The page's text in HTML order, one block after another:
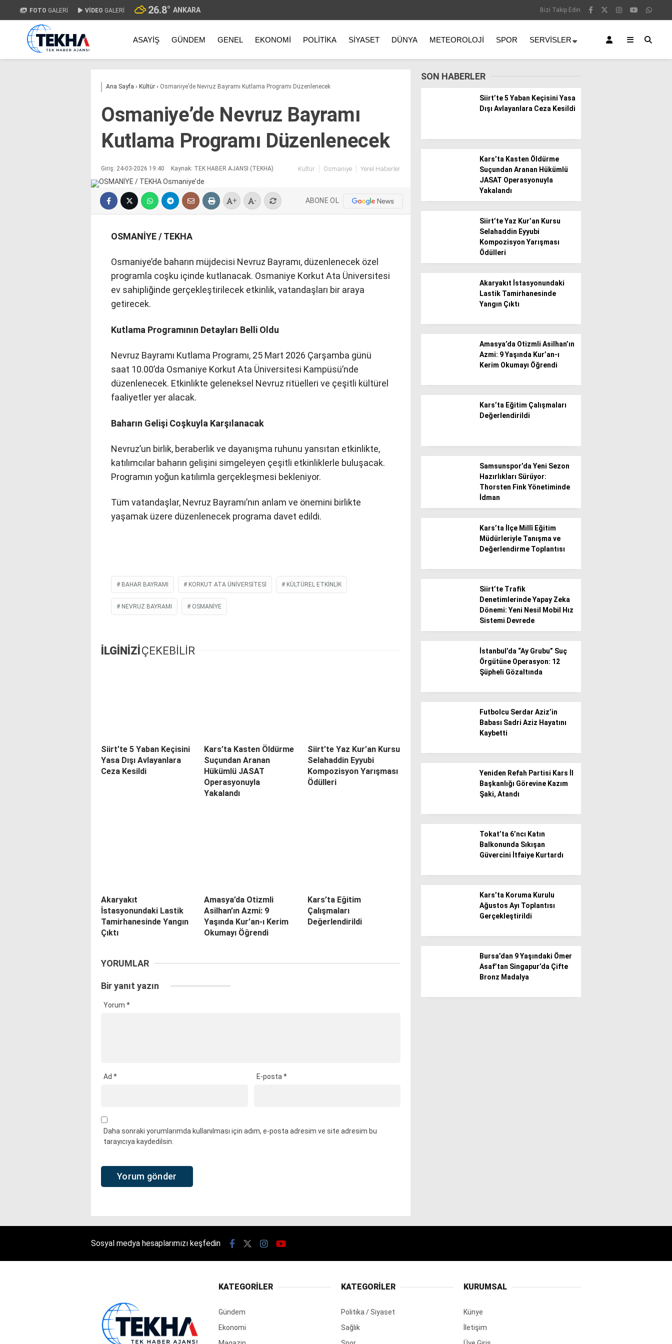
FOTO GALERİ VİDEO GALERİ 26.8° ANKARA Bizi Takip Edin
ASAYIŞ GÜNDEM GENEL EKONOMI POLITIKA SIYASET DÜNYA METEOROLOJI SPOR SERVISLER
Ana Sayfa › Kültür › Osmaniye’de Nevruz Bayramı Kutlama Programı Düzenlenecek
Osmaniye’de Nevruz Bayramı
Kutlama Programı Düzenlenecek
Giriş: 24-03-2026 19:40 Kaynak: TEK HABER AJANSI (TEKHA) Kültür Osmaniye Yerel Haberler
+ - ABONE OL
OSMANİYE / TEKHA
Osmaniye’de baharın müjdecisi Nevruz Bayramı, düzenlenecek özel
programla coşku içinde kutlanacak. Osmaniye Korkut Ata Üniversitesi
ev sahipliğinde gerçekleştirilecek etkinlik, vatandaşları bir araya
getirecek.
Kutlama Programının Detayları Belli Oldu
Nevruz Bayramı Kutlama Programı, 25 Mart 2026 Çarşamba günü
saat 10.00’da Osmaniye Korkut Ata Üniversitesi Kampüsü’nde
düzenlenecek. Etkinlikte geleneksel Nevruz ritüelleri ve çeşitli kültürel
faaliyetler yer alacak.
Baharın Gelişi Coşkuyla Karşılanacak
Nevruz’un birlik, beraberlik ve dayanışma ruhunu yansıtan etkinlikte,
katılımcılar baharın gelişini simgeleyen çeşitli etkinliklerle buluşacak.
Programın yoğun katılımla gerçekleşmesi bekleniyor.
Tüm vatandaşlar, Nevruz Bayramı’nın anlam ve önemini birlikte
yaşamak üzere düzenlenecek programa davet edildi.
BAHAR BAYRAMI KORKUT ATA ÜNIVERSITESI KÜLTÜREL ETKINLIK
NEVRUZ BAYRAMI OSMANIYE
İLGİNİZİÇEKEBİLİR
Siirt’te 5 Yaban Keçisini
Yasa Dışı Avlayanlara
Ceza Kesildi
Kars’ta Kasten Öldürme
Suçundan Aranan
Hükümlü JASAT
Operasyonuyla
Yakalandı
Siirt’te Yaz Kur’an Kursu
Selahaddin Eyyubi
Kompozisyon Yarışması
Ödülleri
Akaryakıt
İstasyonundaki Lastik
Tamirhanesinde Yangın
Çıktı
Amasya’da Otizmli
Asilhan’ın Azmi: 9
Yaşında Kur’an-ı Kerim
Okumayı Öğrendi
Kars’ta Eğitim
Çalışmaları
Değerlendirildi
YORUMLAR
Bir yanıt yazın
Yorum *
Ad * E-posta *
Daha sonraki yorumlarımda kullanılması için adım, e-posta adresim ve site adresim bu
tarayıcıya kaydedilsin.
SON HABERLER
Siirt’te 5 Yaban Keçisini Yasa
Dışı Avlayanlara Ceza Kesildi
Kars’ta Kasten Öldürme
Suçundan Aranan Hükümlü
JASAT Operasyonuyla
Yakalandı
Siirt’te Yaz Kur’an Kursu
Selahaddin Eyyubi
Kompozisyon Yarışması
Ödülleri
Akaryakıt İstasyonundaki
Lastik Tamirhanesinde
Yangın Çıktı
Amasya’da Otizmli Asilhan’ın
Azmi: 9 Yaşında Kur’an-ı
Kerim Okumayı Öğrendi
Kars’ta Eğitim Çalışmaları
Değerlendirildi
Samsunspor’da Yeni Sezon
Hazırlıkları Sürüyor:
Thorsten Fink Yönetiminde
İdman
Kars’ta İlçe Millî Eğitim
Müdürleriyle Tanışma ve
Değerlendirme Toplantısı
Siirt’te Trafik
Denetimlerinde Yapay Zeka
Dönemi: Yeni Nesil Mobil Hız
Sistemi Devrede
İstanbul’da “Ay Grubu” Suç
Örgütüne Operasyon: 12
Şüpheli Gözaltında
Futbolcu Serdar Aziz’in
Babası Sadri Aziz Hayatını
Kaybetti
Yeniden Refah Partisi Kars İl
Başkanlığı Görevine Kazım
Şaki, Atandı
Tokat’ta 6’ncı Katın
Balkonunda Sıkışan
Güvercini İtfaiye Kurtardı
Kars’ta Koruma Kurulu
Ağustos Ayı Toplantısı
Gerçekleştirildi
Bursa’dan 9 Yaşındaki Ömer
Asaf’tan Singapur’da Çifte
Bronz Madalya
Sosyal medya hesaplarımızı keşfedin
KATEGORİLER
Gündem
Ekonomi
KATEGORİLER
Politika / Siyaset
Sağlık
KURUMSAL
Künye
İletişim